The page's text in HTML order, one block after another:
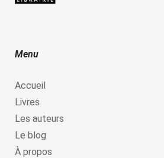
Menu
Accueil
Livres
Les auteurs
Le blog
À propos